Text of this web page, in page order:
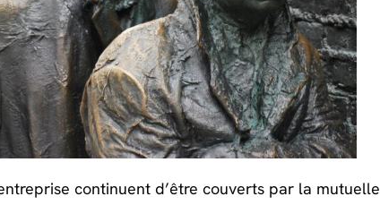
continuent d’être couverts par la mutuelle